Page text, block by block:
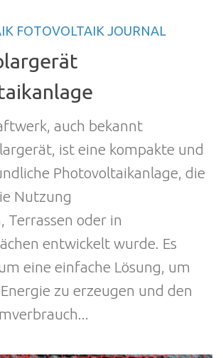
FOTOVOLTAIK JOURNAL
auch bekannt
ist eine kompakte und
Photovoltaikanlage, die
Nutzung
Terrassen oder in
entwickelt wurde. Es
eine einfache Lösung, um
zu erzeugen und den